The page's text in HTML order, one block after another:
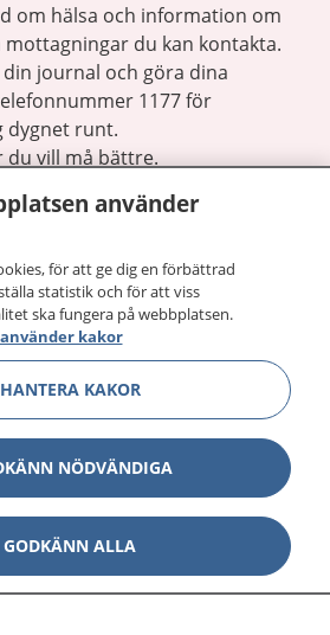
om hälsa och information om
du kan kontakta.
journal och göra dina
1177 för
dygnet runt.
du vill må bättre.
Visa
Visa
använder
för att ge dig en förbättrad
statistik och för att viss
ska fungera på webbplatsen.
kakor
HANTERA KAKOR
NÖDVÄNDIGA
GODKÄNN ALLA